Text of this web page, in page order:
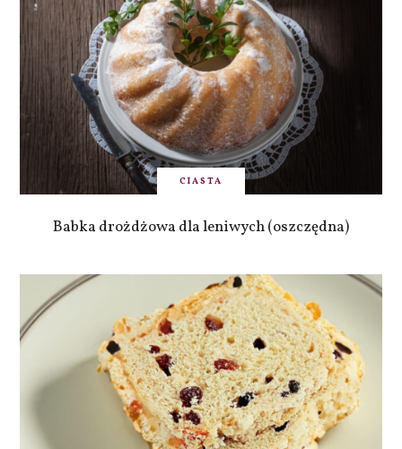
CIASTA
Babka drożdżowa dla leniwych (oszczędna)